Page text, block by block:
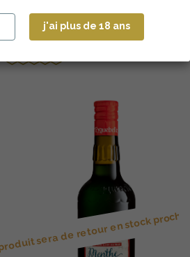
achètent également
sera de retour en stock
j'ai plus de 18 ans